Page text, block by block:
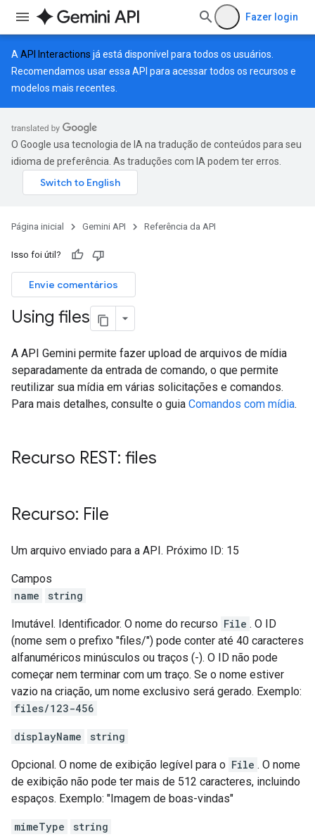
Fazer login
A API Interactions já está disponível para todos os usuários.
Recomendamos usar essa API para acessar todos os recursos e
modelos mais recentes.
O Google usa tecnologia de IA na tradução de conteúdos para seu
idioma de preferência. As traduções com IA podem ter erros.
Página inicial Gemini API Referência da API
Isso foi útil?
Envie comentários
Using files
A API Gemini permite fazer upload de arquivos de mídia
separadamente da entrada de comando, o que permite
reutilizar sua mídia em várias solicitações e comandos.
Para mais detalhes, consulte o guia Comandos com mídia.
Recurso REST: files
Recurso: File
Um arquivo enviado para a API. Próximo ID: 15
Campos
name
string
Imutável. Identificador. O nome do recurso File . O ID
(nome sem o prefixo "files/") pode conter até 40 caracteres
alfanuméricos minúsculos ou traços (-). O ID não pode
começar nem terminar com um traço. Se o nome estiver
vazio na criação, um nome exclusivo será gerado. Exemplo:
files/123-456
displayName string
Opcional. O nome de exibição legível para o File . O nome
de exibição não pode ter mais de 512 caracteres, incluindo
espaços. Exemplo: "Imagem de boas-vindas"
mimeType string